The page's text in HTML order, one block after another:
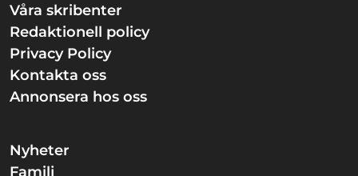
Våra skribenter
Redaktionell policy
Privacy Policy
Kontakta oss
Annonsera hos oss
Nyheter
Familj